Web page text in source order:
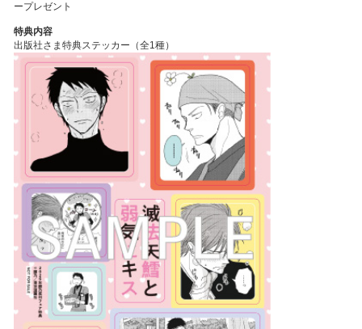
ープレゼント
特典内容
出版社さま特典ステッカー（全1種）